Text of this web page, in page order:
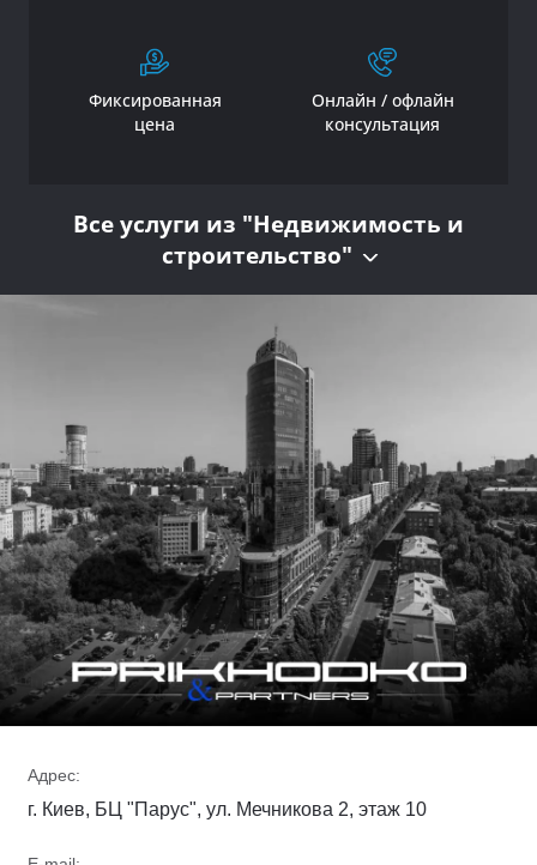
Фиксированная
цена
Онлайн / офлайн
консультация
Все услуги из "Недвижимость и
строительство"
Адрес:
г. Киев, БЦ "Парус", ул. Мечникова 2, этаж 10